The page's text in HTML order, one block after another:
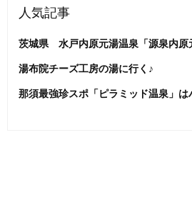
人気記事
茨城県 水戸内原元湯温泉「源泉内原
湯布院チーズ工房の湯に行く♪
那須最強珍スポ「ピラミッド温泉」は